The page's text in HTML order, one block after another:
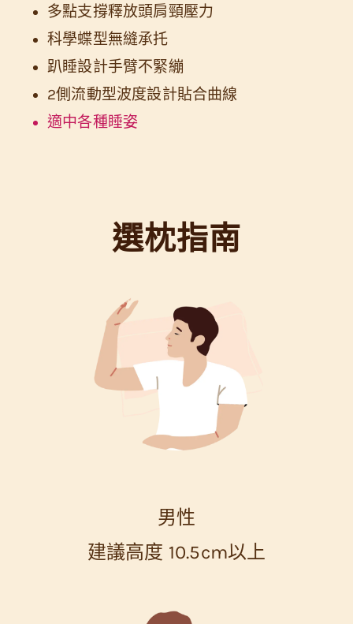
多點支撐釋放頭肩頸壓力
科學蝶型無縫承托
趴睡設計手臂不緊繃
2側流動型波度設計貼合曲線
適中各種睡姿
選枕指南
男性
建議高度 10.5cm以上